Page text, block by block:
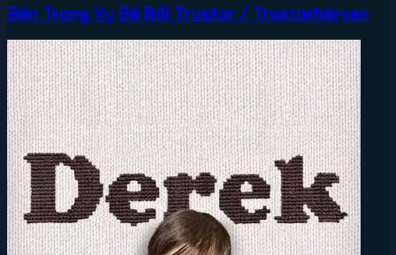
Bên Trong Vụ Bê Bối Trustor / Trustorhärvan